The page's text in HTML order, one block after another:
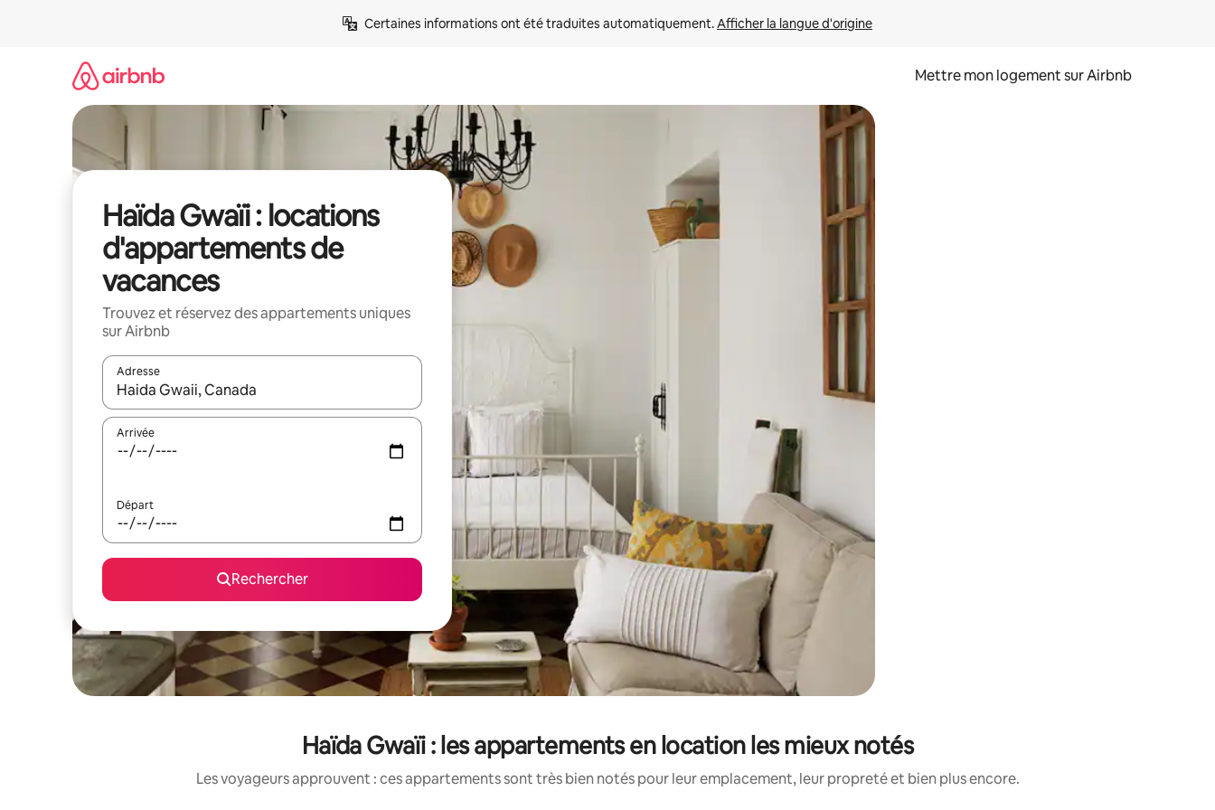
Certaines informations ont été traduites automatiquement. Afficher la langue d'origine
Mettre mon logement sur Airbnb
Haïda Gwaïi : locations
d'appartements de
vacances
Trouvez et réservez des appartements uniques
sur Airbnb
Adresse
Lorsque les résultats s'affichent, utilisez les flèches vers le haut et vers le bas pour les parcourir ou en appuyant et en faisant glisser.
Arrivée
Départ
Rechercher
Haïda Gwaïi : les appartements en location les mieux notés
Les voyageurs approuvent : ces appartements sont très bien notés pour leur emplacement, leur propreté et bien plus encore.